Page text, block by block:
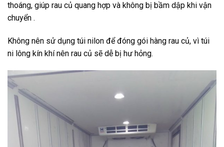
thoáng, giúp rau củ quang hợp và không bị bầm dập khi vận
chuyển .
Không nên sử dụng túi nilon để đóng gói hàng rau củ, vì túi
ni lông kín khí nên rau củ sẽ dễ bị hư hỏng.